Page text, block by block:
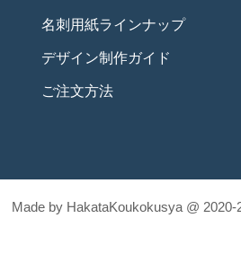
名刺用紙ラインナップ
デザイン制作ガイド
ご注文方法
Made by HakataKoukokusya @ 2020-